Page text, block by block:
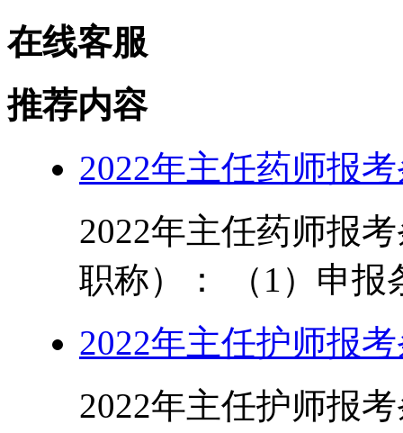
在线客服
推荐内容
2022年主任药师报
2022年主任药师报
职称）： （1）申报
2022年主任护师报
2022年主任护师报